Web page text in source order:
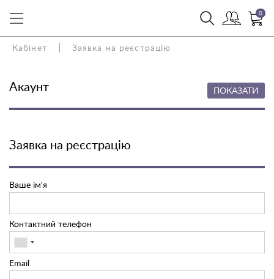
0
Кабінет Заявка на реєстрацію
Акаунт ПОКАЗАТИ
Заявка на реєстрацію
Ваше ім'я
Контактний телефон
Email